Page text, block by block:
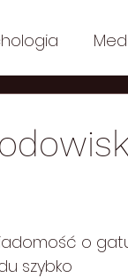
Posts in
in English:
o
szybko